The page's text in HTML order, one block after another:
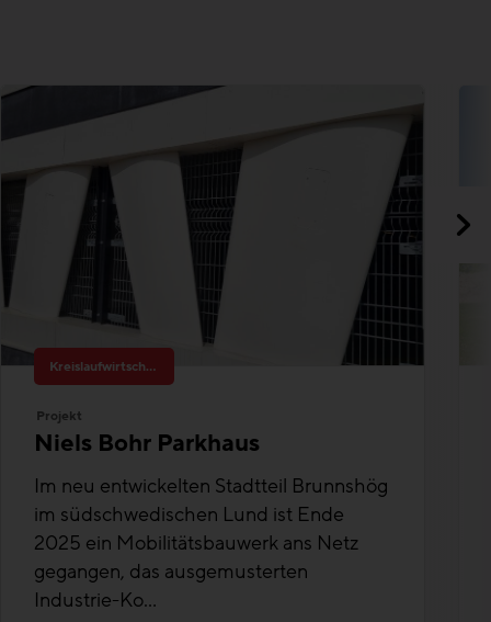
Kreislaufwirtschaft
Projekt
Niels Bohr Parkhaus
Im neu entwickelten Stadtteil Brunnshög
im südschwedischen Lund ist Ende
2025 ein Mobilitätsbauwerk ans Netz
gegangen, das ausgemusterten
Industrie-Ko...